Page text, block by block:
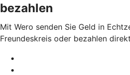
bezahlen
Mit Wero senden Sie Geld in
Freundeskreis oder bezahlen